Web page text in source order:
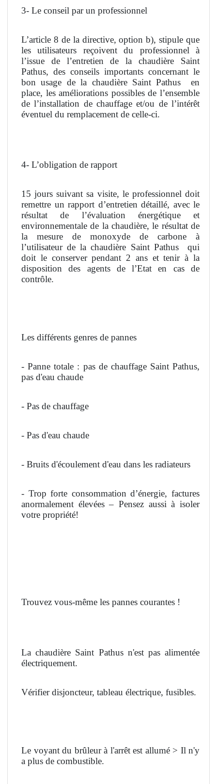
3- Le conseil par un professionnel
L’article 8 de la directive, option b), stipule que
les utilisateurs reçoivent du professionnel à
l’issue de l’entretien de la chaudière Saint
Pathus, des conseils importants concernant le
bon usage de la chaudière Saint Pathus
en
place, les améliorations possibles de l’ensemble
de l’installation de chauffage et/ou de l’intérêt
éventuel du remplacement de celle-ci.
4- L’obligation de rapport
15 jours suivant sa visite, le professionnel doit
remettre un rapport d’entretien détaillé, avec le
résultat de l’évaluation énergétique et
environnementale de la chaudière, le résultat de
la mesure de monoxyde de carbone à
l’utilisateur de la chaudière Saint Pathus
qui
doit le conserver pendant 2 ans et tenir à la
disposition des agents de l’Etat en cas de
contrôle.
Les différents genres de pannes
- Panne totale : pas de chauffage Saint Pathus,
pas d'eau chaude
- Pas de chauffage
- Pas d'eau chaude
- Bruits d'écoulement d'eau dans les radiateurs
- Trop forte consommation d’énergie, factures
anormalement élevées – Pensez aussi à isoler
votre propriété!
Trouvez vous-même les pannes courantes !
La chaudière Saint Pathus n'est pas alimentée
électriquement.
Vérifier disjoncteur, tableau électrique, fusibles.
Le voyant du brûleur à l'arrêt est allumé > Il n'y
a plus de combustible.